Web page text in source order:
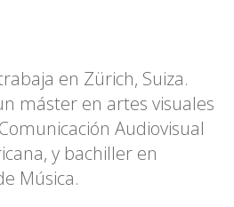
en Zürich, Suiza.
máster en artes visuales
Audiovisual
y bachiller en
Música.